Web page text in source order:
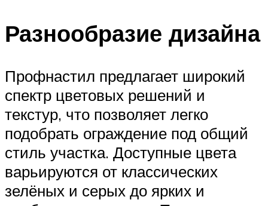
Разнообразие дизайна
Профнастил предлагает широкий
спектр цветовых решений и
текстур, что позволяет легко
подобрать ограждение под общий
стиль участка. Доступные цвета
варьируются от классических
зелёных и серых до ярких и